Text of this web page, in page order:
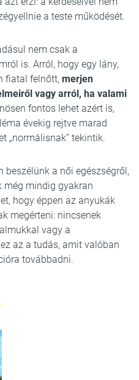
a teste működését.
nem csak a
is. Arról, hogy egy lány,
fiatal felnőtt, merjen
vagy arról, ha valami
fontos lehet azért is,
évekig rejtve marad
„normálisnak” tekintik.
a női egészségről,
még mindig gyakran
hogy éppen az anyukák
megérteni: nincsenek
vagy a
az a tudás, amit valóban
továbbadni.